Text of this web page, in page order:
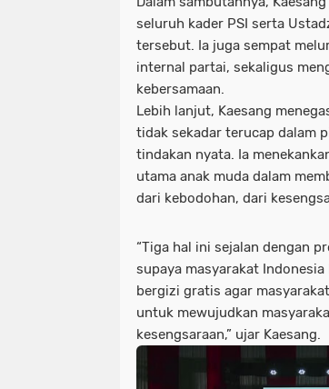
seluruh kader PSI serta
tersebut. Ia juga sempat
internal partai, sekaligus
kebersamaan.
Lebih lanjut, Kaesang
tidak sekadar terucap dalam
tindakan nyata. Ia
utama anak muda dalam
dari kebodohan, dari
“Tiga hal ini sejalan dengan
supaya masyarakat
bergizi gratis agar
untuk mewujudkan
kesengsaraan,” ujar Kaesang.